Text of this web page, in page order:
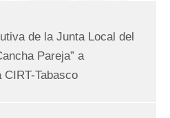
de la Junta Local del
Pareja” a
Tabasco